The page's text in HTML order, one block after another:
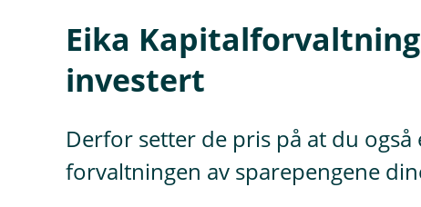
Eika
investert
Derfor setter de pris på at du
forvaltningen av sparepengene